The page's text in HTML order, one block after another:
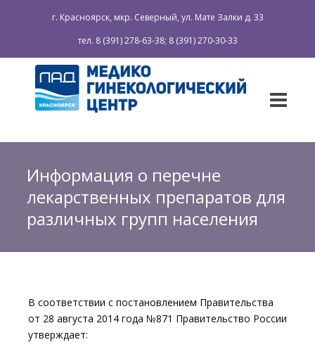
г. Красноярск, мкр. Северный, ул. Мате Залки д. 33
тел. 8 (391) 278-63-38; 8 (391) 270-30-33
Информация о перечне
лекарственных препаратов для
различных групп населения
В соответствии с постановлением Правительства
от 28 августа 2014 года №871 Правительство России
утверждает: